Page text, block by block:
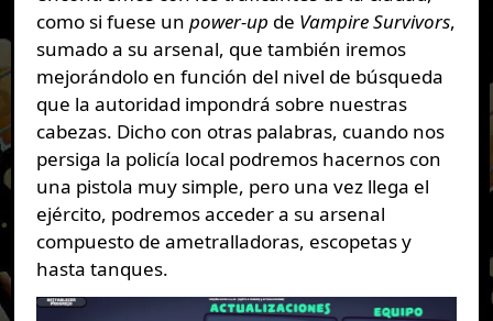
como si fuese un power-up de Vampire Survivors,
sumado a su arsenal, que también iremos
mejorándolo en función del nivel de búsqueda
que la autoridad impondrá sobre nuestras
cabezas. Dicho con otras palabras, cuando nos
persiga la policía local podremos hacernos con
una pistola muy simple, pero una vez llega el
ejército, podremos acceder a su arsenal
compuesto de ametralladoras, escopetas y
hasta tanques.